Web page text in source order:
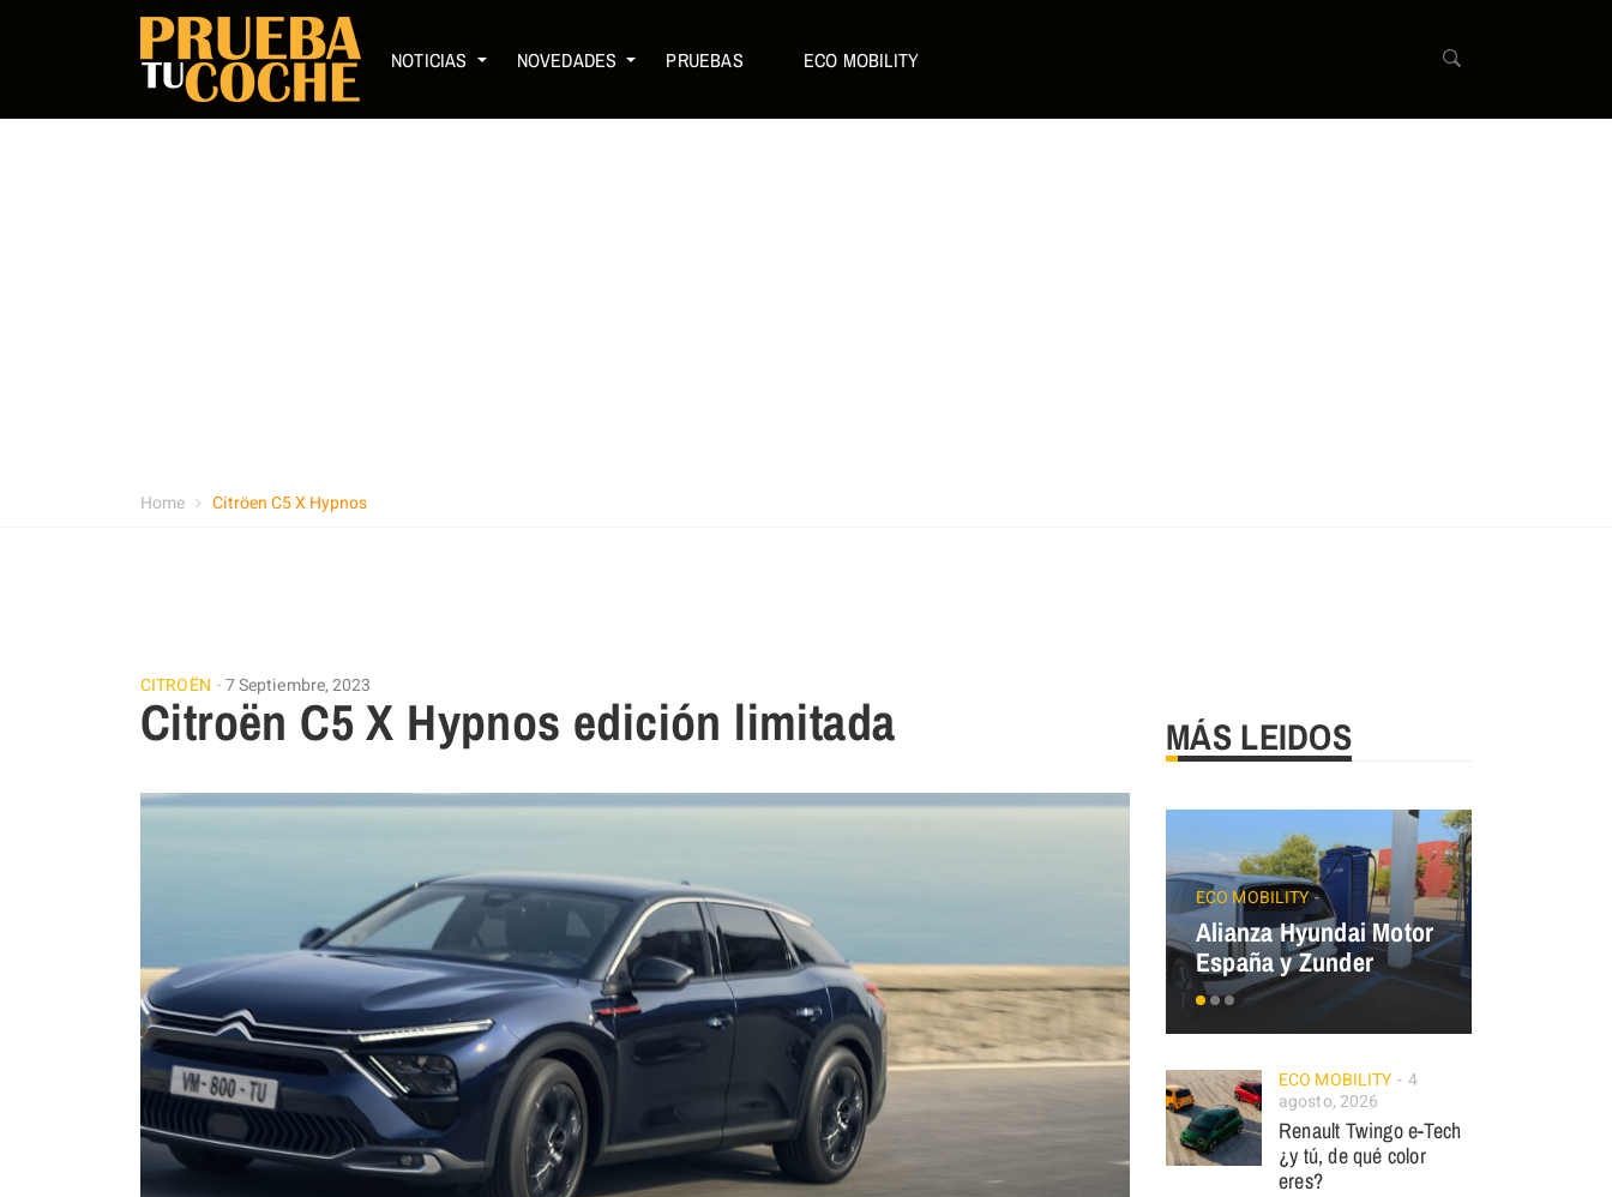
NOTICIAS NOVEDADES PRUEBAS ECO MOBILITY
Home Citröen C5 X Hypnos
CITROËN 7 Septiembre, 2023
Citroën C5 X Hypnos edición limitada MÁS LEIDOS
ECO MOBILITY
Alianza Hyundai Motor
España y Zunder
ECO MOBILITY
4
agosto, 2026
Renault Twingo e-Tech
¿y tú, de qué color
eres?